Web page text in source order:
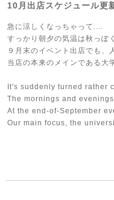
10月出店スケジュー
急に涼しくなっちゃって....
すっかり朝夕の気温は秋っぽ
９月末のイベント出店でも、
当店の本来のメインである大
It's suddenly turned rather
The mornings and
At the end-of-September
Our main focus, the